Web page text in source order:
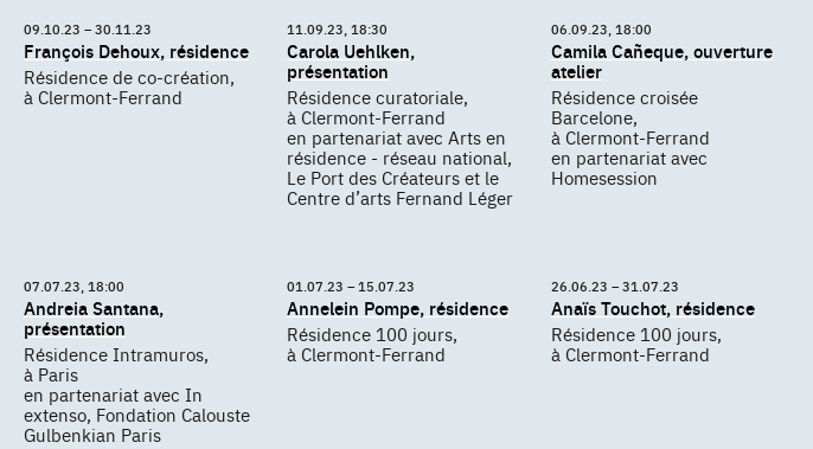
09.10.23 – 30.11.23
François Dehoux, résidence
Résidence de co-création,
à Clermont-Ferrand
11.09.23, 18:30
Carola Uehlken,
présentation
Résidence curatoriale,
à Clermont-Ferrand
en partenariat avec Arts en
résidence - réseau national,
Le Port des Créateurs et le
Centre d’arts Fernand Léger
06.09.23, 18:00
Camila Cañeque, ouverture
atelier
Résidence croisée
Barcelone,
à Clermont-Ferrand
en partenariat avec
Homesession
07.07.23, 18:00
Andreia Santana,
présentation
Résidence Intramuros,
à Paris
en partenariat avec In
extenso, Fondation Calouste
Gulbenkian Paris
01.07.23 – 15.07.23
Annelein Pompe, résidence
Résidence 100 jours,
à Clermont-Ferrand
26.06.23 – 31.07.23
Anaïs Touchot, résidence
Résidence 100 jours,
à Clermont-Ferrand